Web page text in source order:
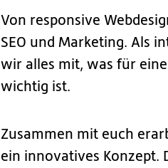
Von responsive
SEO und Marketing. Als
wir alles mit, was für eine
wichtig ist.
Zusammen mit euch
ein innovatives Konzept.